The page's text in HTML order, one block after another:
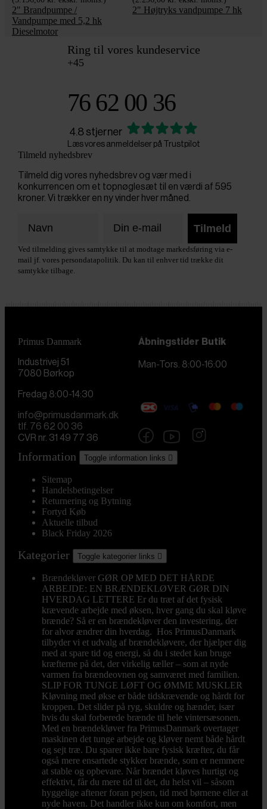
2" Brandpumpe /
Vandpumpe med 5,2 hk
Dieselmotor
2" Højtryks vandpumpe 7 hk
Ring til vores kundeservice
+45
76 62 00 36
4.8 stjerner
Læs vores anmeldelser på Trustpilot
Tilmeld nyhedsbrev
Tilmeld dig vores nyhedsbrev og vær med i
konkurrencen om et topnøglesæt til en værdi af 595
kroner. Vi trækker en ny vinder hver måned.
Tilmeld
Ved tilmelding gives samtykke til at modtage markedsføring via e-
mail jf. vores persondatapolitik. Du kan til enhver tid trække dit
samtykke tilbage.
Primus Danmark
Industrivej 51
7080 Børkop
Åbningstider Butik
Man-Tors. 8:00-16:00
Fredag 8:00-14:30
info@primusdanmark.dk
tlf. 76 62 00 36
CVR nr. 31 49 77 36
Information Toggle information links 
Sitemap
Handelsbetingelser
Returnering og Bytning
Fortyd Køb
Aktuelle tilbud
Black Friday 2026
Kategorier Toggle kategorier links 
Brændekløver GØR OP MED DET HÅRDE
ARBEJDE: EN BRÆNDEKLØVER GØR DIN
HVERDAG LETTERE Er du træt af det fysisk
krævende arbejde med øksen, hver gang du skal kløve
brænde? Så er en brændekløver den investering, der
for alvor ændrer din hverdag. Hos PrimusDanmark
tilbyder vi et udvalg af brændekløvere, der hjælper dig
med at spare tid og energi, så du i stedet kan bruge
kræfterne på det, der virkelig tæller – som at nyde
varmen fra brændeovnen og samværet med familien.
SLIP FOR TUNGE LØFT OG ØMME MUSKLER
Kløvning med økse er både tidskrævende og hårdt for
kroppen. Det slider på ryg, skuldre og hænder, især
hvis du skal forberede brænde til hele vintersæsonen.
Med en brændekløver fra PrimusDanmark overtager
maskinen det tunge arbejde og kløver nemt både hårdt
og sejt træ. Du sparer ikke bare fysisk kræfter, du får
også mere ensartede stykker brænde, som er nemmere
at stable og opbevare. Når brændet kløves hurtigt og
effektivt, får du mere tid til det, du helst vil – såsom
hyggelige aftener foran pejsen, tid med børnene eller at
nyde haven. Det handler ikke kun om komfort, men